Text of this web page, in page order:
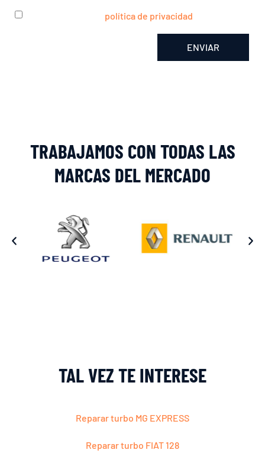
política de privacidad
ENVIAR
TRABAJAMOS CON TODAS LAS
MARCAS DEL MERCADO
TAL VEZ TE INTERESE
Reparar turbo MG EXPRESS
Reparar turbo FIAT 128